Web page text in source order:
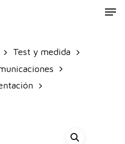
Test y medida